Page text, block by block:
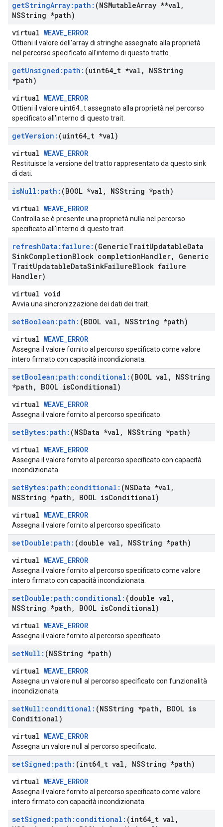
getStringArray:path: (NSMutableArray **val ,
NSString *path)
virtual WEAVE_ERROR
Ottieni il valore dell'array di stringhe assegnato alla proprietà
nel percorso specificato all'interno di questo tratto.
getUnsigned:path: (uint64 t *val ,
NSString
*path)
virtual WEAVE_ERROR
Ottieni il valore uint64_t assegnato alla proprietà nel percorso
specificato all'interno di questo trait.
getVersion: (uint64 t *val)
virtual WEAVE_ERROR
Restituisce la versione del tratto rappresentato da questo sink
di dati.
isNull:path: (BOOL *val ,
NSString *path)
virtual WEAVE_ERROR
Controlla se è presente una proprietà nulla nel percorso
specificato all'interno di questo trait.
refreshData:failure: (GenericTraitUpdatableData
SinkCompletionBlock completionHandler,
Generic
TraitUpdatableDataSinkFailureBlock failure
Handler)
virtual void
Avvia una sincronizzazione dei dati dei trait.
setBoolean:path: (BOOL val ,
NSString *path)
virtual WEAVE_ERROR
Assegna il valore fornito al percorso specificato come valore
intero firmato con capacità incondizionata.
setBoolean:path:conditional: (BOOL val ,
NSString
*path , BOOL isConditional)
virtual WEAVE_ERROR
Assegna il valore fornito al percorso specificato.
setBytes:path: (NSData *val ,
NSString *path)
virtual WEAVE_ERROR
Assegna il valore fornito al percorso specificato con capacità
incondizionata.
setBytes:path:conditional: (NSData *val ,
NSString *path , BOOL isConditional)
virtual WEAVE_ERROR
Assegna il valore fornito al percorso specificato.
setDouble:path: (double val ,
NSString *path)
virtual WEAVE_ERROR
Assegna il valore fornito al percorso specificato come valore
intero firmato con capacità incondizionata.
setDouble:path:conditional: (double val ,
NSString *path , BOOL isConditional)
virtual WEAVE_ERROR
Assegna il valore fornito al percorso specificato.
setNull: (NSString *path)
virtual WEAVE_ERROR
Assegna un valore null al percorso specificato con funzionalità
incondizionata.
setNull:conditional: (NSString *path ,
BOOL is
Conditional)
virtual WEAVE_ERROR
Assegna un valore null al percorso specificato.
setSigned:path: (int64 t val ,
NSString *path)
virtual WEAVE_ERROR
Assegna il valore fornito al percorso specificato come valore
intero firmato con capacità incondizionata.
setSigned:path:conditional: (int64 t val ,